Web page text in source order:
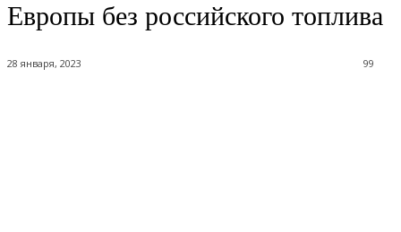
Европы без российского топлива
28 января, 2023 99